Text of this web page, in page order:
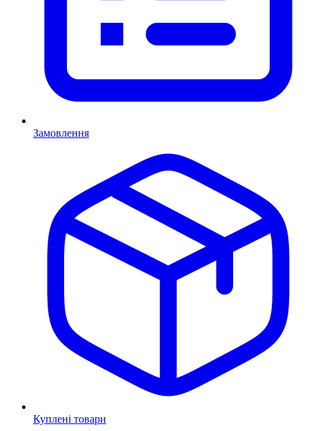
Замовлення
Куплені товари